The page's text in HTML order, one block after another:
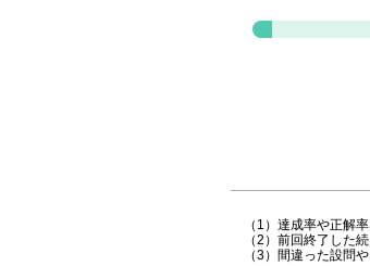
（1）達成率や正解
（2）前回終了した
（3）間違った設問